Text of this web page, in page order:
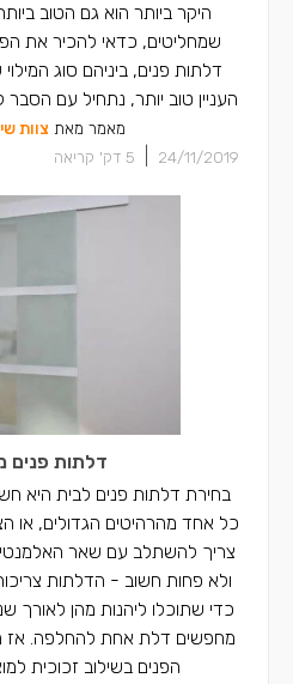
היקר ביותר הוא גם הטוב
שמחליטים, כדאי להכיר את
דלתות פנים, ביניהם סוג
העניין טוב יותר, נתחיל עם
מאמר מאת צוות
24/11/2019
5 דק' קריאה
דלתות פנים
בחירת דלתות פנים לבית היא
כל אחד מהרהיטים הגדולים, או
צריך להשתלב עם שאר
ולא פחות חשוב - הדלתות צריכות
כדי שתוכלו ליהנות מהן לאורך
מחפשים דלת אחת להחלפה. אז
הפנים בשילוב זכוכית